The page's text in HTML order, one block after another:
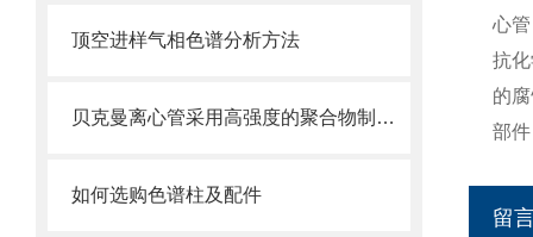
顶空进样气相色谱分析方法
贝克曼离心管采用高强度的聚合物制造，具有优良的耐酸碱性
如何选购色谱柱及配件
心
抗
的
部
留